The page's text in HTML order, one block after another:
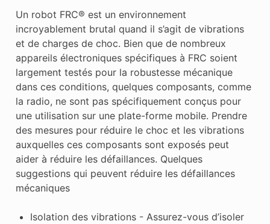
Un robot FRC® est un environnement
incroyablement brutal quand il s’agit de vibrations
et de charges de choc. Bien que de nombreux
appareils électroniques spécifiques à FRC soient
largement testés pour la robustesse mécanique
dans ces conditions, quelques composants, comme
la radio, ne sont pas spécifiquement conçus pour
une utilisation sur une plate-forme mobile. Prendre
des mesures pour réduire le choc et les vibrations
auxquelles ces composants sont exposés peut
aider à réduire les défaillances. Quelques
suggestions qui peuvent réduire les défaillances
mécaniques
Isolation des vibrations - Assurez-vous d’isoler